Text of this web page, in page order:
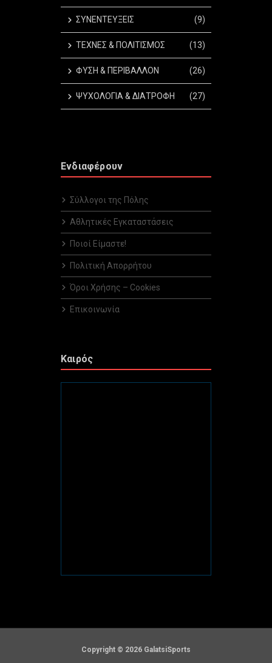
ΣΥΝΕΝΤΕΥΞΕΙΣ (9)
ΤΕΧΝΕΣ & ΠΟΛΙΤΙΣΜΟΣ (13)
ΦΥΣΗ & ΠΕΡΙΒΑΛΛΟΝ (26)
ΨΥΧΟΛΟΓΙΑ & ΔΙΑΤΡΟΦΗ (27)
Ενδιαφέρουν
Σύλλογοι της Πόλης
Αθλητικές Εγκαταστάσεις
Ποιοί Είμαστε!
Πολιτική Απορρήτου
Όροι Χρήσης – Cookies
Επικοινωνία
Καιρός
Copyright © 2026 GalatsiSports